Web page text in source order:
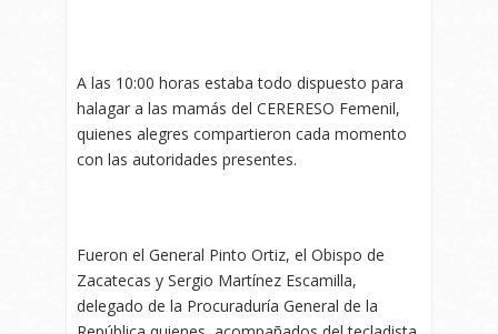
A las 10:00 horas estaba todo dispuesto para
halagar a las mamás del CERERESO Femenil,
quienes alegres compartieron cada momento
con las autoridades presentes.
Fueron el General Pinto Ortiz, el Obispo de
Zacatecas y Sergio Martínez Escamilla,
delegado de la Procuraduría General de la